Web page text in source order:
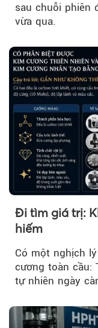
sau chuỗi phiên
vừa qua.
Đi tìm giá trị:
hiếm
Có một nghịch
cương toàn cầu:
tự nhiên ngày